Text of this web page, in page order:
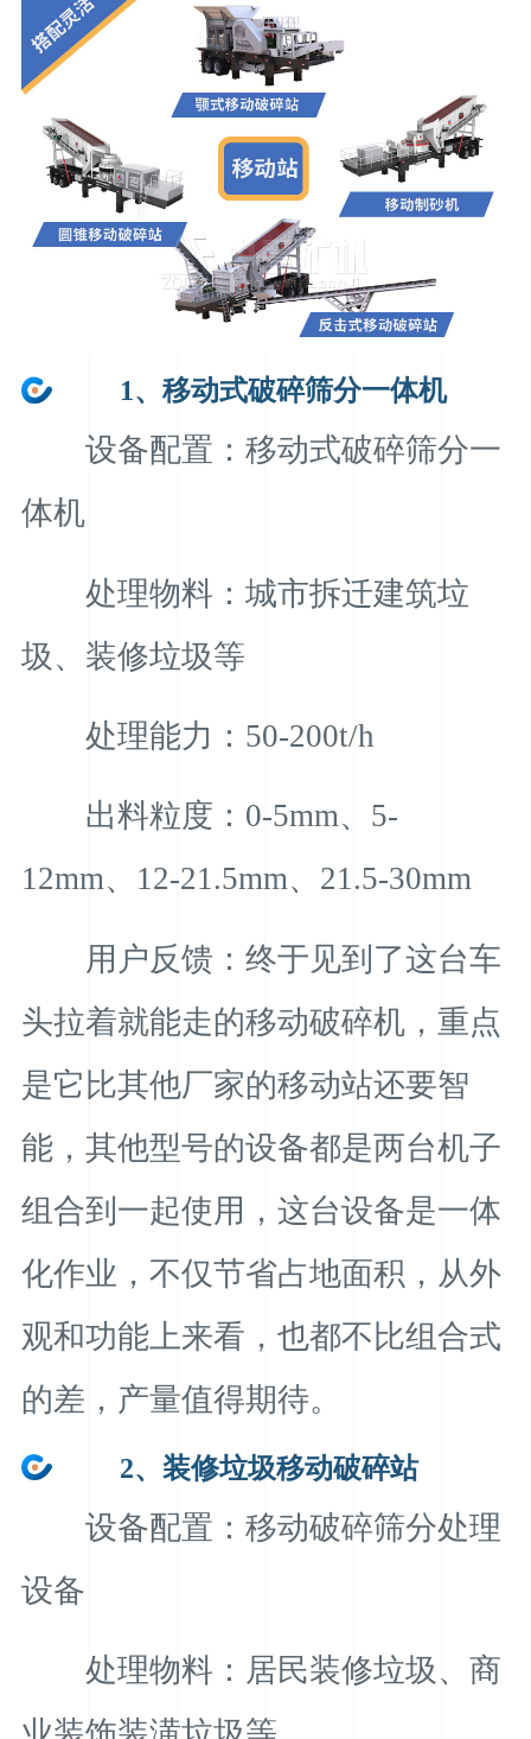
1、移动式破碎筛分一体机
设备配置：移动式破碎筛分一
体机
处理物料：城市拆迁建筑垃
圾、装修垃圾等
处理能力：50-200t/h
出料粒度：0-5mm、5-
12mm、12-21.5mm、21.5-30mm
用户反馈：终于见到了这台车
头拉着就能走的移动破碎机，重点
是它比其他厂家的移动站还要智
能，其他型号的设备都是两台机子
组合到一起使用，这台设备是一体
化作业，不仅节省占地面积，从外
观和功能上来看，也都不比组合式
的差，产量值得期待。
2、装修垃圾移动破碎站
设备配置：移动破碎筛分处理
设备
处理物料：居民装修垃圾、商